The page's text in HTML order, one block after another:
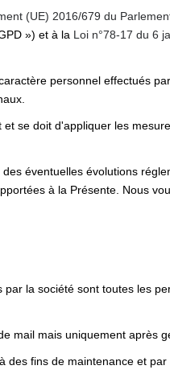
(UE) 2016/679 du
») et à la Loi n°78-17 du 6
personnel effectués
se doit d'appliquer les
éventuelles évolutions
à la Présente. Nous
la société sont toutes les
mail mais uniquement après
fins de maintenance et